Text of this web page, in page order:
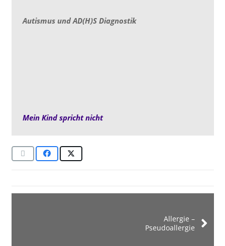
Autismus und AD(H)S Diagnostik
Mein Kind spricht nicht
Allergie –
Pseudoallergie